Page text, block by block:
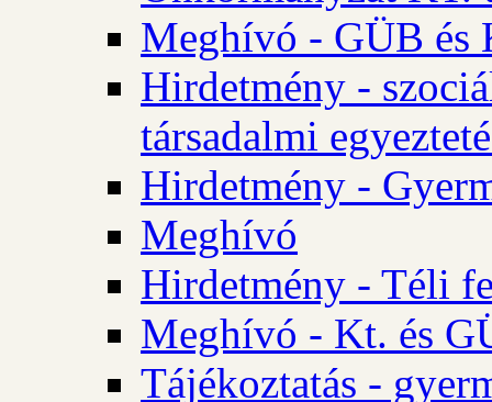
Meghívó - GÜB és
Hirdetmény -
társadalmi
Hirdetmény -
Meghívó
Hirdetmény - Téli
Meghívó - Kt. és
Tájékoztatás -